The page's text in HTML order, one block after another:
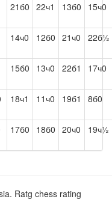
21б0 22ч1 13б0 15ч0
14ч0 12б0 21ч0 22б½
15б0 13ч0 22б1 17ч0
18ч1 11ч0 19б1 8б0
17б0 18б0 20ч0 19ч½
Ratg chess rating